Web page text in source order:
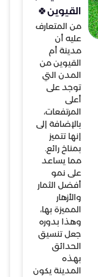
القيوين🍀
من المتعارف
عليه أن
مدينة أم
القيوين من
المدن التي
توجد على
أعلى
المرتفعات،
بالإضافة إلى
إنها تتميز
بمناخ رائع.
مما يساعد
على نمو
أفضل الثمار
والأزهار
المميزة بها،
وهذا بدوره
جعل تنسيق
الحدائق
بهذه
المدينة يكون